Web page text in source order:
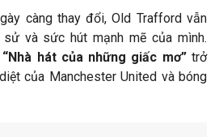
càng thay đổi, Old Trafford vẫn
và sức hút mạnh mẽ của mình.
“Nhà hát của những giấc mơ”trở
của Manchester United và bóng